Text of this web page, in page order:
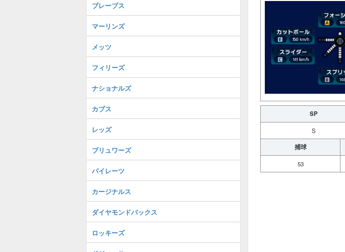
SP
S
捕球
53
ブレーブス
マーリンズ
メッツ
フィリーズ
ナショナルズ
カブス
レッズ
ブリュワーズ
パイレーツ
カージナルス
ダイヤモンドバックス
ロッキーズ